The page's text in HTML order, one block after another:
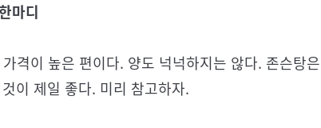
마디
격이 높은 편이다. 양도 넉넉하지는 않다. 존슨탕은
이 제일 좋다. 미리 참고하자.